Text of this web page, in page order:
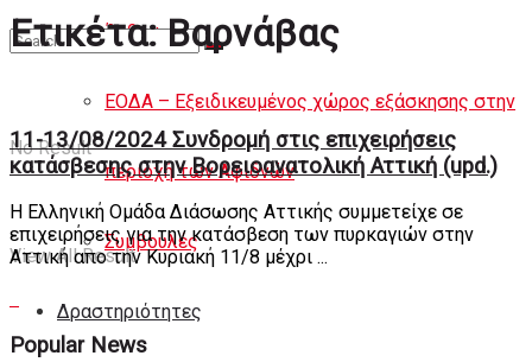
Άρθρα
ΕΟΔΑ – Εξειδικευμένος χώρος εξάσκησης στην
περιοχή των Αφιδνών
Συμβουλές
Δραστηριότητες
No Result
View All Result
Ετικέτα:Βαρνάβας
11-13/08/2024 Συνδρομή στις επιχειρήσεις
κατάσβεσης στην Βορειοανατολική Αττική (upd.)
Η Ελληνική Ομάδα Διάσωσης Αττικής συμμετείχε σε
επιχειρήσεις για την κατάσβεση των πυρκαγιών στην
Αττική απο την Κυριακή 11/8 μέχρι ...
Popular News